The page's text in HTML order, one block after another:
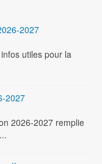
2027
utiles pour la
2027
2026-2027 remplie